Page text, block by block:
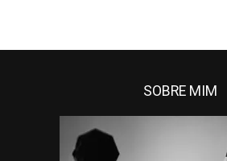
SOBRE MIM